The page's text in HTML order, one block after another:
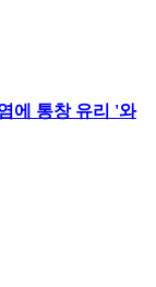
에 통창 유리 '와